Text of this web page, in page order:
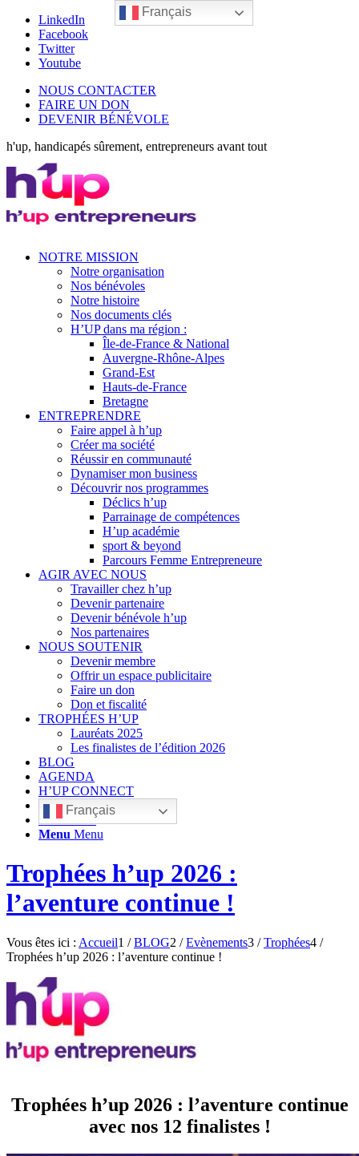
LinkedIn
Facebook
Twitter
Youtube
NOUS CONTACTER
FAIRE UN DON
DEVENIR BÉNÉVOLE
h'up, handicapés sûrement, entrepreneurs avant tout
NOTRE MISSION
Notre organisation
Nos bénévoles
Notre histoire
Nos documents clés
H’UP dans ma région :
Île-de-France & National
Auvergne-Rhône-Alpes
Grand-Est
Hauts-de-France
Bretagne
ENTREPRENDRE
Faire appel à h’up
Créer ma société
Réussir en communauté
Dynamiser mon business
Découvrir nos programmes
Déclics h’up
Parrainage de compétences
H’up académie
sport & beyond
Parcours Femme Entrepreneure
AGIR AVEC NOUS
Travailler chez h’up
Devenir partenaire
Devenir bénévole h’up
Nos partenaires
NOUS SOUTENIR
Devenir membre
Offrir un espace publicitaire
Faire un don
Don et fiscalité
TROPHÉES H’UP
Lauréats 2025
Les finalistes de l’édition 2026
BLOG
AGENDA
H’UP CONNECT
Français
Rechercher
Menu Menu
Trophées h’up 2026 :
l’aventure continue !
Vous êtes ici : Accueil1 / BLOG2 / Evènements3 / Trophées4 /
Trophées h’up 2026 : l’aventure continue !
Trophées h’up 2026 : l’aventure continue
avec nos 12 finalistes !
Français